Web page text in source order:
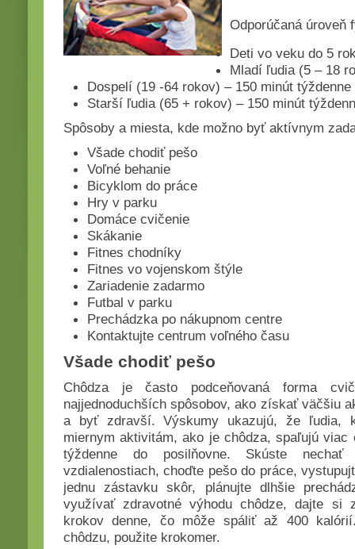
Odporúčaná úroveň
Deti vo veku do 5
Mladí ľudia (5 – 18
Dospelí (19 -64 rokov) – 150 minút týždenne
Starší ľudia (65 + rokov) – 150 minút
Spôsoby a miesta, kde možno byť aktívnym
Všade chodiť pešo
Voľné behanie
Bicyklom do práce
Hry v parku
Domáce cvičenie
Skákanie
Fitnes chodníky
Fitnes vo vojenskom štýle
Zariadenie zadarmo
Futbal v parku
Prechádzka po nákupnom centre
Kontaktujte centrum voľného času
Všade chodiť pešo
Chôdza je často podceňovaná forma
najjednoduchších spôsobov, ako získať väčšiu
a byť zdravší. Výskumy ukazujú, že ľudia,
miernym aktivitám, ako je chôdza, spaľujú
týždenne do posilňovne. Skúste
vzdialenostiach, choďte pešo do práce,
jednu zástavku skôr, plánujte dlhšie
využívať zdravotné výhodu chôdze, dajte si
krokov denne, čo môže spáliť až 400
chôdzu, použite krokomer.